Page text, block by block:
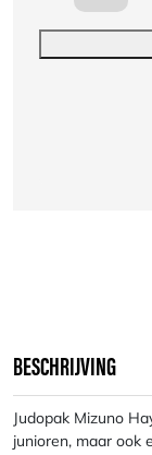
voor
BESCHRIJVING
Judopak Mizuno
junioren, maar ook